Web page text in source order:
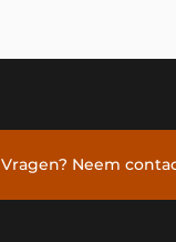
Vragen? Neem